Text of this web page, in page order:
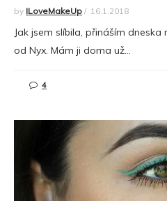
by ILoveMakeUp / 16.1.2018
Jak jsem slíbila, přináším
od Nyx. Mám ji doma už…
4